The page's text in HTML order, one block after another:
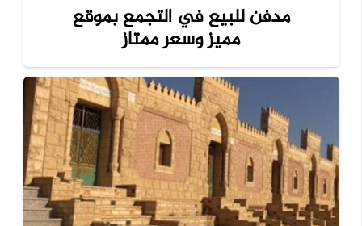
مدفن للبيع في التجمع بموقع
مميز وسعر ممتاز